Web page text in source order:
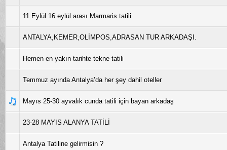
11 Eylül 16 eylül arası Marmaris tatili
ANTALYA,KEMER,OLİMPOS,ADRASAN TUR ARKADAŞI.
Hemen en yakın tarihte tekne tatili
Temmuz ayında Antalya’da her şey dahil oteller
Mayıs 25-30 ayvalık cunda tatili için bayan arkadaş
23-28 MAYIS ALANYA TATİLİ
Antalya Tatiline gelirmisin ?